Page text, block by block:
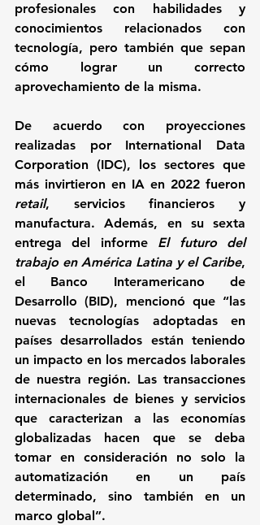
profesionales con habilidades y
conocimientos relacionados con
tecnología, pero también que sepan
cómo lograr un correcto
aprovechamiento de la misma.
De acuerdo con proyecciones
realizadas por International Data
Corporation (IDC), los sectores que
retail, servicios financieros y
manufactura. Además, en su sexta
entrega del informe El futuro del
trabajo en América Latina y el Caribe,
el Banco Interamericano de
Desarrollo (BID), mencionó que “las
nuevas tecnologías adoptadas en
países desarrollados están teniendo
un impacto en los mercados laborales
de nuestra región. Las transacciones
internacionales de bienes y servicios
que caracterizan a las economías
globalizadas hacen que se deba
tomar en consideración no solo la
automatización en un país
determinado, sino también en un
marco global”.